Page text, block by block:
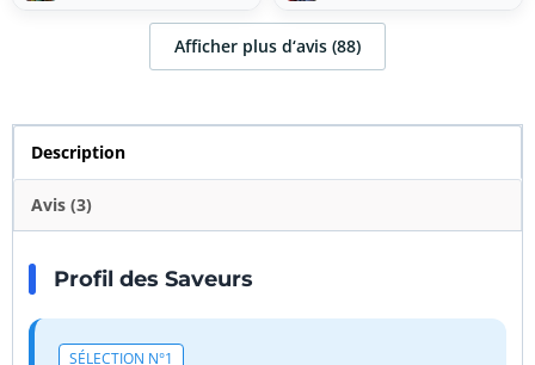
Afficher plus d‘avis (88)
Description
Avis (3)
Profil des Saveurs
SÉLECTION N°1